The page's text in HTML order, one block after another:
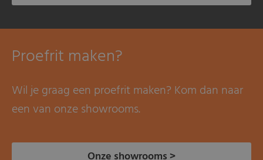
Proefrit maken?
Wil je graag een proefrit maken? Kom dan naar
een van onze showrooms.
Onze showrooms >